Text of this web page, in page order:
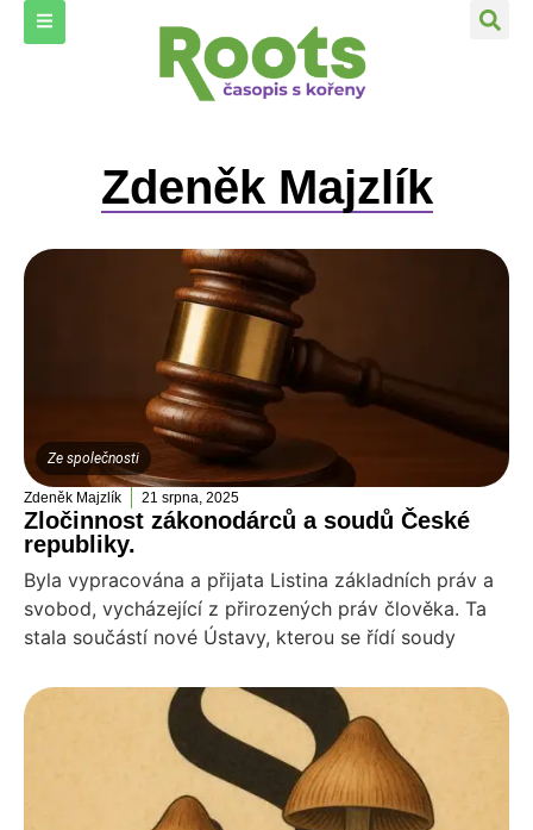
Zdeněk Majzlík
Ze společnosti
Zdeněk Majzlík 21 srpna, 2025
Zločinnost zákonodárců a soudů České
republiky.
Byla vypracována a přijata Listina základních práv a
svobod, vycházející z přirozených práv člověka. Ta
stala součástí nové Ústavy, kterou se řídí soudy